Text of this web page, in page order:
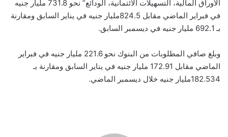
الأوراق المالية، التسهيلات الائتمانية، الودائع” نحو 731.8 مليار جنيه
في فبراير الماضي مقابل 824.5مليار جنيه في يناير السابق ومقارنة
بـ 692.1 مليار جنيه في ديسمبر السابق.
وبلغ صافي المطلوبات من البنوك نحو 221.6 مليار جنيه في فبراير
الماضي مقابل 172.91 مليار جنيه في يناير السابق ومقارنة بـ
182.534مليار جنيه خلال ديسمبر الماضي.